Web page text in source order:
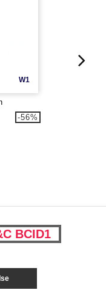
W1
-56%
BCID1